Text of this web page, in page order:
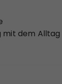
mit dem Alltag